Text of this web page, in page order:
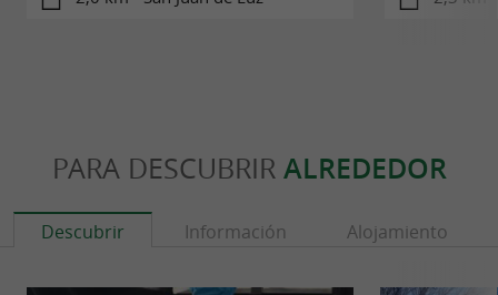
PARA DESCUBRIR ALREDEDOR
Descubrir Información Alojamiento